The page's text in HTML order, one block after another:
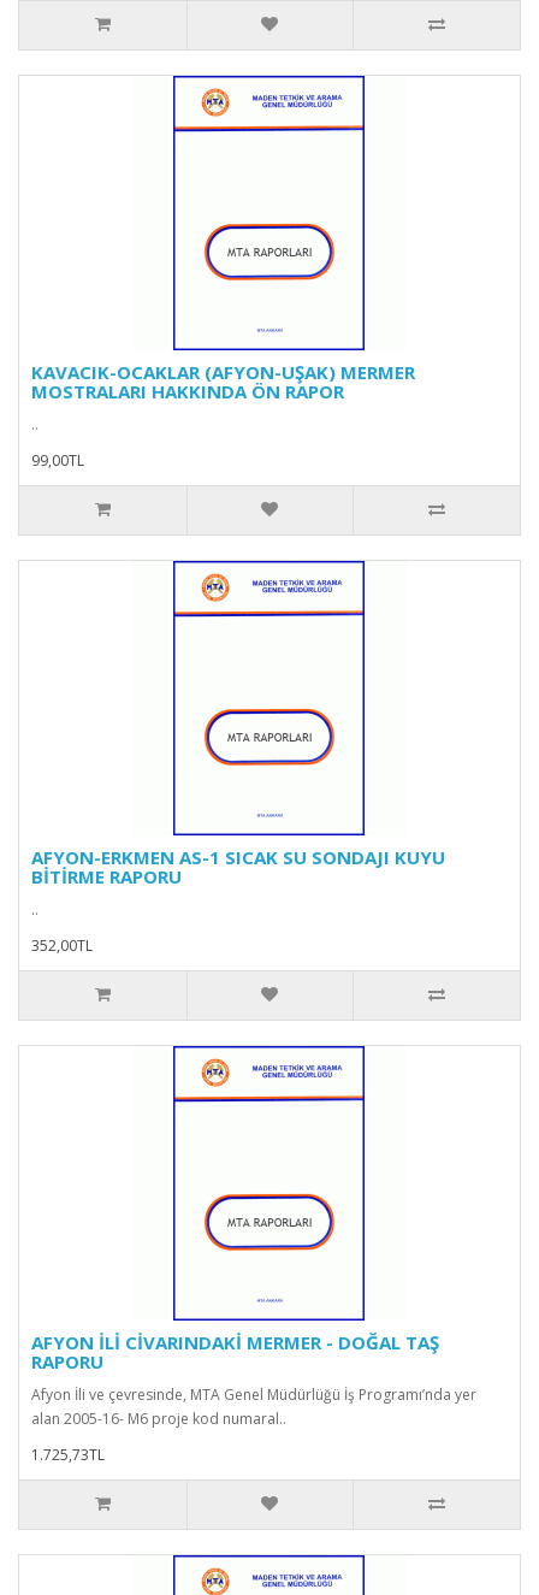
KAVACIK-OCAKLAR (AFYON-UŞAK) MERMER
MOSTRALARI HAKKINDA ÖN RAPOR
..
99,00TL
AFYON-ERKMEN AS-1 SICAK SU SONDAJI KUYU
BİTİRME RAPORU
..
352,00TL
AFYON İLİ CİVARINDAKİ MERMER - DOĞAL TAŞ
RAPORU
Afyon İli ve çevresinde, MTA Genel Müdürlüğü İş Programı’nda yer
alan 2005-16- M6 proje kod numaral..
1.725,73TL